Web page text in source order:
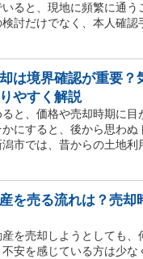
ると、現地に頻繁に通う
討だけでなく、本人確認
は境界確認が重要？
やすく解説
と、価格や売却時期に目
にすると、後から思わぬ
市では、昔からの土地利
を売る流れは？売却
を売却しようとしても、
安を感じている方は少な